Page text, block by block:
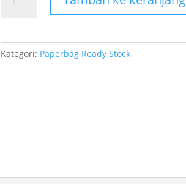
Kategori: Paperbag Ready Stock